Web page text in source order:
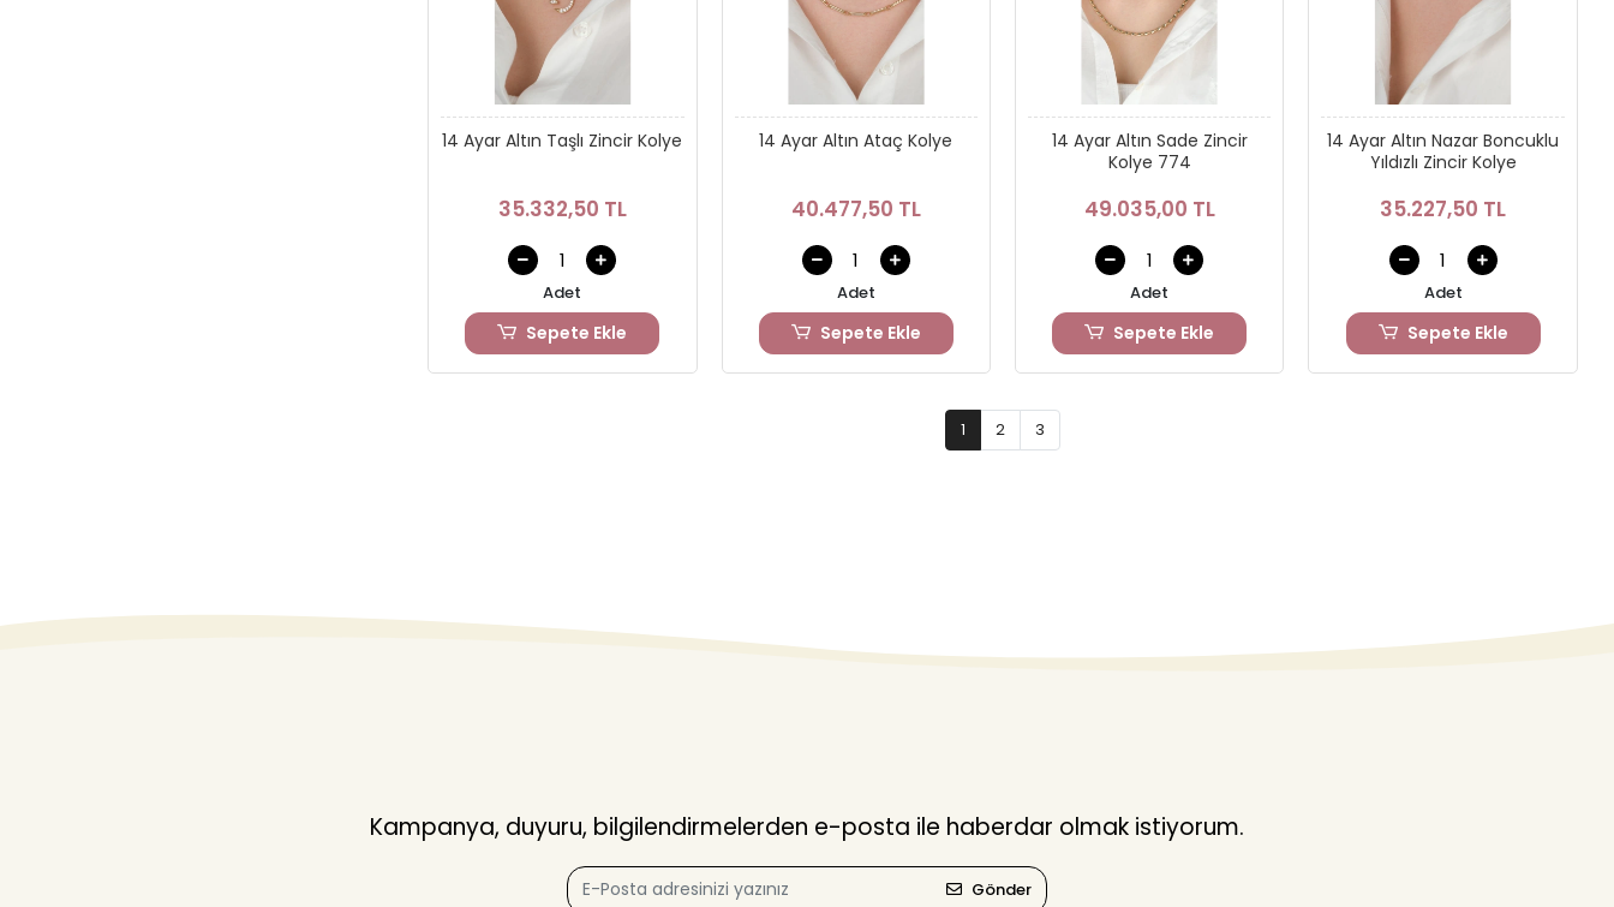
14 Ayar Altın Taşlı Zincir Kolye
35.332,50 TL
Adet
Sepete Ekle
14 Ayar Altın Ataç Kolye
40.477,50 TL
Adet
Sepete Ekle
14 Ayar Altın Sade Zincir
Kolye 774
49.035,00 TL
Adet
Sepete Ekle
14 Ayar Altın Nazar Boncuklu
Yıldızlı Zincir Kolye
35.227,50 TL
Adet
Sepete Ekle
1 2 3
Kampanya, duyuru, bilgilendirmelerden e-posta ile haberdar olmak istiyorum.
Gönder